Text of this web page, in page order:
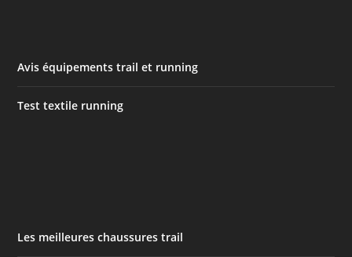
Avis équipements trail et running
Test textile running
Les meilleures chaussures trail